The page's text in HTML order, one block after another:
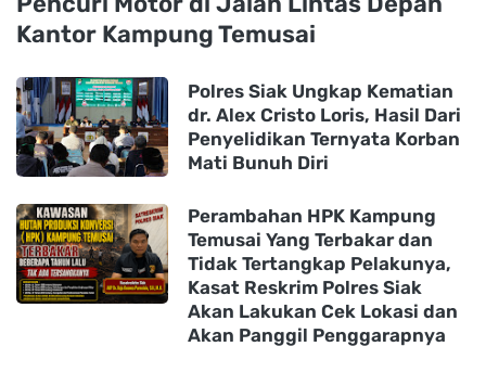
Kantor Kampung Temusai
Polres Siak Ungkap Kematian
dr. Alex Cristo Loris, Hasil Dari
Penyelidikan Ternyata Korban
Mati Bunuh Diri
Perambahan HPK Kampung
Temusai Yang Terbakar dan
Tidak Tertangkap Pelakunya,
Kasat Reskrim Polres Siak
Akan Lakukan Cek Lokasi dan
Akan Panggil Penggarapnya